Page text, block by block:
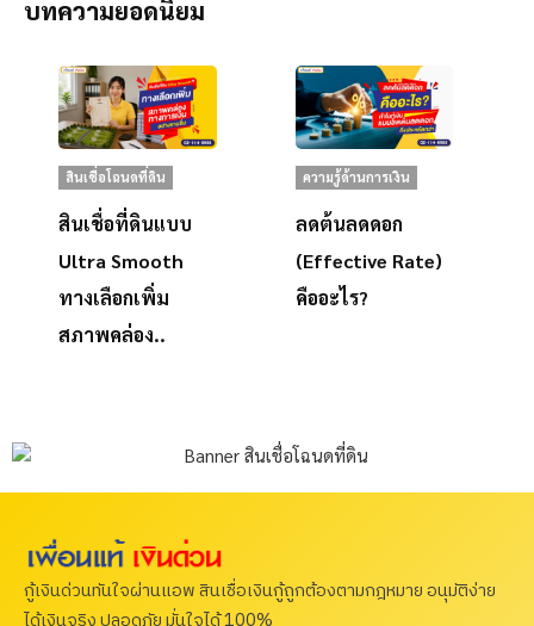
บทความยอดนิยม
สินเชื่อโฉนดที่ดิน
สินเชื่อที่ดินแบบ
Ultra Smooth
ทางเลือกเพิ่ม
สภาพคล่อง..
ความรู้ด้านการเงิน
ลดต้นลดดอก
(Effective Rate)
คืออะไร?
กู้เงินด่วนทันใจผ่านแอพ สินเชื่อเงินกู้ถูกต้องตามกฎหมาย อนุมัติง่าย